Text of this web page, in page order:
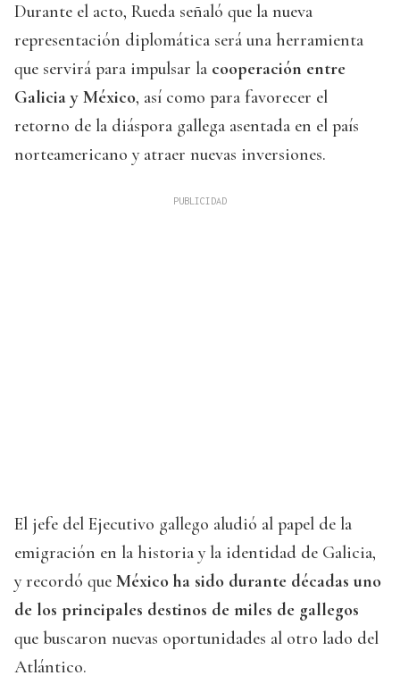
Durante el acto, Rueda señaló que la nueva
representación diplomática será una herramienta
que servirá para impulsar la cooperación entre
Galicia y México, así como para favorecer el
retorno de la diáspora gallega asentada en el país
norteamericano y atraer nuevas inversiones.
El jefe del Ejecutivo gallego aludió al papel de la
emigración en la historia y la identidad de Galicia,
y recordó que México ha sido durante décadas uno
de los principales destinos de miles de gallegos
que buscaron nuevas oportunidades al otro lado del
Atlántico.